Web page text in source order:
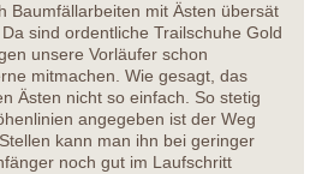
Baumfällarbeiten mit Ästen übersät
sind ordentliche Trailschuhe Gold
unsere Vorläufer schon
mitmachen. Wie gesagt, das
Ästen nicht so einfach. So stetig
angegeben ist der Weg
kann man ihn bei geringer
noch gut im Laufschritt